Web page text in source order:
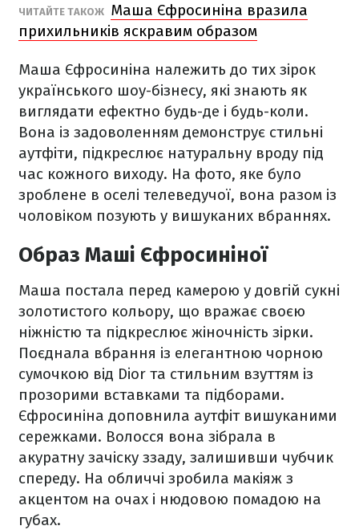
ЧИТАЙТЕ ТАКОЖ Маша Єфросиніна вразила
прихильників яскравим образом
Маша Єфросиніна належить до тих зірок
українського шоу-бізнесу, які знають як
виглядати ефектно будь-де і будь-коли.
Вона із задоволенням демонструє стильні
аутфіти, підкреслює натуральну вроду під
час кожного виходу. На фото, яке було
зроблене в оселі телеведучої, вона разом із
чоловіком позують у вишуканих вбраннях.
Образ Маші Єфросиніної
Маша постала перед камерою у довгій сукні
золотистого кольору, що вражає своєю
ніжністю та підкреслює жіночність зірки.
Поєднала вбрання із елегантною чорною
сумочкою від Dior та стильним взуттям із
прозорими вставками та підборами.
Єфросиніна доповнила аутфіт вишуканими
сережками. Волосся вона зібрала в
акуратну зачіску ззаду, залишивши чубчик
спереду. На обличчі зробила макіяж з
акцентом на очах і нюдовою помадою на
губах.